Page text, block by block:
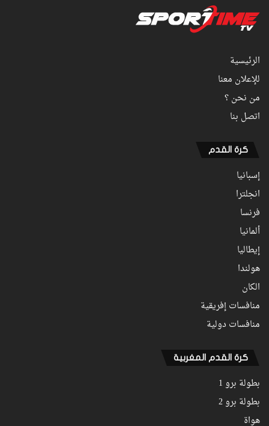
الرئيسية
للإعلان معنا
من نحن ؟
اتصل بنا
كرة القدم
إسبانيا
انجلترا
فرنسا
ألمانيا
إيطاليا
هولندا
الكان
منافسات إفريقية
منافسات دولية
كرة القدم المغربية
بطولة برو 1
بطولة برو 2
هواة